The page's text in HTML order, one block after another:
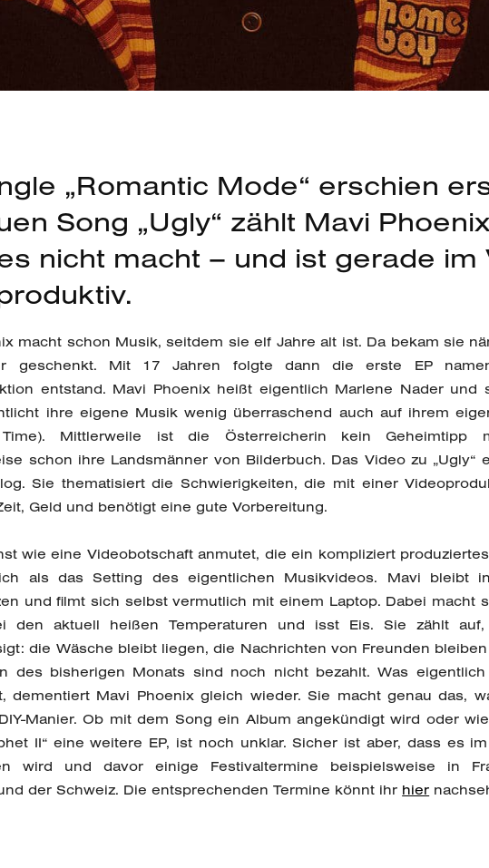
„Romantic Mode“ erschien
Song „Ugly“ zählt Mavi
nicht macht – und ist gerade im
macht schon Musik, seitdem sie elf Jahre alt ist. Da bekam sie
geschenkt. Mit 17 Jahren folgte dann die erste EP
entstand. Mavi Phoenix heißt eigentlich Marlene Nader und
ihre eigene Musik wenig überraschend auch auf ihrem
Time). Mittlerweile ist die Österreicherin kein Geheimtipp
schon ihre Landsmänner von Bilderbuch. Das Video zu „Ugly“
Sie thematisiert die Schwierigkeiten, die mit einer
Geld und benötigt eine gute Vorbereitung.
wie eine Videobotschaft anmutet, die ein kompliziert
als das Setting des eigentlichen Musikvideos. Mavi bleibt
und filmt sich selbst vermutlich mit einem Laptop. Dabei macht
den aktuell heißen Temperaturen und isst Eis. Sie zählt
die Wäsche bleibt liegen, die Nachrichten von Freunden
des bisherigen Monats sind noch nicht bezahlt. Was
dementiert Mavi Phoenix gleich wieder. Sie macht genau das,
Manier. Ob mit dem Song ein Album angekündigt wird oder
II“ eine weitere EP, ist noch unklar. Sicher ist aber, dass es
wird und davor einige Festivaltermine beispielsweise in
der Schweiz. Die entsprechenden Termine könnt ihr hier